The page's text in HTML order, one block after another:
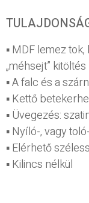
▪ MDF lemez
„méhsejt” kitöltés
▪ A falc és a
▪ Kettő
▪ Üvegezés:
▪ Nyíló-, vagy
▪ Elérhető
▪ Kilincs nélkül